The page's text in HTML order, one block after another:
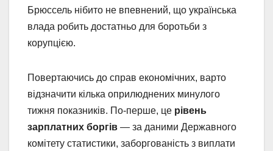
Брюссель нібито не впевнений, що українська
влада робить достатньо для боротьби з
корупцією.
Повертаючись до справ економічних, варто
відзначити кілька оприлюднених минулого
тижня показників. По-перше, це рівень
зарплатних боргів — за даними Державного
комітету статистики, заборгованість з виплати